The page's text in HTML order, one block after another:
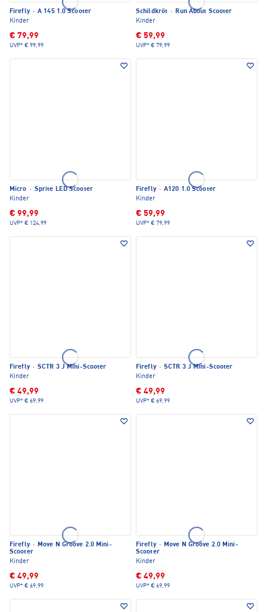
Firefly · A 145 1.0 Scooter
Kinder
€ 79,99
UVP* € 99,99
Schildkröt · Run About Scooter
Kinder
€ 59,99
UVP* € 79,99
Micro · Sprite LED Scooter
Kinder
€ 99,99
UVP* € 124,99
Firefly · A120 1.0 Scooter
Kinder
€ 59,99
UVP* € 79,99
Firefly · SCTR 3 J Mini-Scooter
Kinder
€ 49,99
UVP* € 69,99
Firefly · SCTR 3 J Mini-Scooter
Kinder
€ 49,99
UVP* € 69,99
Firefly · Move N Groove 2.0 Mini-
Scooter
Kinder
€ 49,99
UVP* € 69,99
Firefly · Move N Groove 2.0 Mini-
Scooter
Kinder
€ 49,99
UVP* € 69,99